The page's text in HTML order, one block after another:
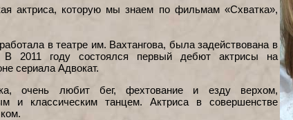
актриса, которую мы знаем по фильмам «Схватка»,
в театре им. Вахтангова, была задействована в
В 2011 году состоялся первый дебют актрисы на
сериала Адвокат.
очень любит бег, фехтование и езду верхом,
и классическим танцем. Актриса в совершенстве